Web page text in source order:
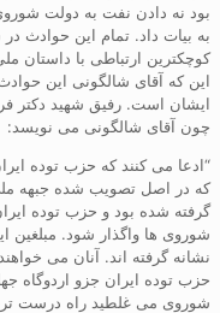
بود نه دادن نفت به دولت
این که آقای شالگونی این
ایشان است. رفیق شهید دکتر
چون آقای شالگونی می نویسد:
“ادعا می کنند که حزب توده
که در اصل تصویب شده جبهه
گرفته شده بود و حزب توده
شوروی ها واگذار شود. مبلغین
نشانه گرفته اند. آنان می
حزب توده ایران جزو اردوگاه
شوروی می غلطید راه درست